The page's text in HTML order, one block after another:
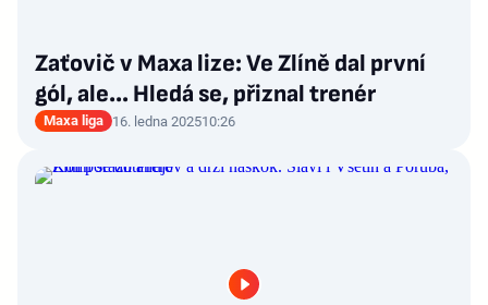
Zaťovič v Maxa lize: Ve Zlíně dal první
gól, ale… Hledá se, přiznal trenér
Maxa liga 16. ledna 202510:26